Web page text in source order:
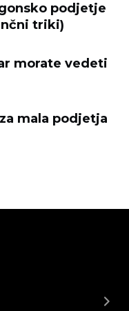
podjetje
triki)
morate vedeti
mala podjetja